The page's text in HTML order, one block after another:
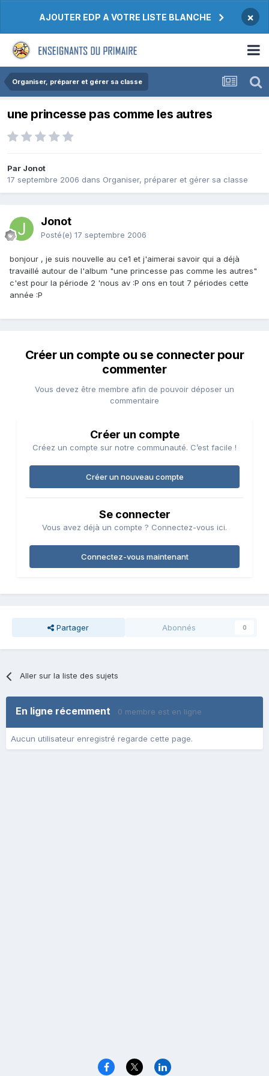
AJOUTER EDP A VOTRE LISTE BLANCHE ×
Organiser, préparer et gérer sa classe
une princesse pas comme les autres
Par Jonot
17 septembre 2006 dans Organiser, préparer et gérer sa classe
Jonot
Posté(e) 17 septembre 2006
bonjour , je suis nouvelle au ce1 et j'aimerai savoir qui a déjà
travaillé autour de l'album "une princesse pas comme les autres"
c'est pour la période 2 'nous av :P ons en tout 7 périodes cette
année :P
Créer un compte ou se connecter pour
commenter
Vous devez être membre afin de pouvoir déposer un
commentaire
Créer un compte
Créez un compte sur notre communauté. C’est facile !
Créer un nouveau compte
Se connecter
Vous avez déjà un compte ? Connectez-vous ici.
Connectez-vous maintenant
Partager Abonnés 0
Aller sur la liste des sujets
En ligne récemment 0 membre est en ligne
Aucun utilisateur enregistré regarde cette page.